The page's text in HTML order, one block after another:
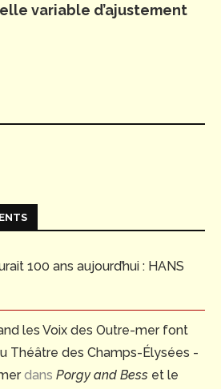
variable d’ajustement
100 ans aujourd’hui : HANS
les Voix des Outre-mer font
Théâtre des Champs-Élysées -
dans Porgy and Bess et le